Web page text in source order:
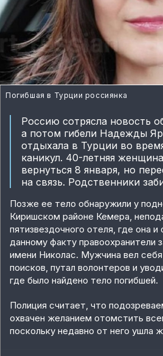
Погибшая в Турции россиянка
Россию сотрясла новость
а потом гибели Надежды
отдыхала в Турции во
каникул. 40-летняя
вернуться 8 января, но
на связь. Родственники
Позже ее тело обнаружили у
Киришском районе Кемера,
пятизвездочного отеля, где она
данному факту правоохранители
имени Николас. Мужчина вел
поисков, путал волонтеров и
где было найдено тело погибшей.
Полиция считает, что
охвачен желанием отомстить
поскольку недавно от него ушла